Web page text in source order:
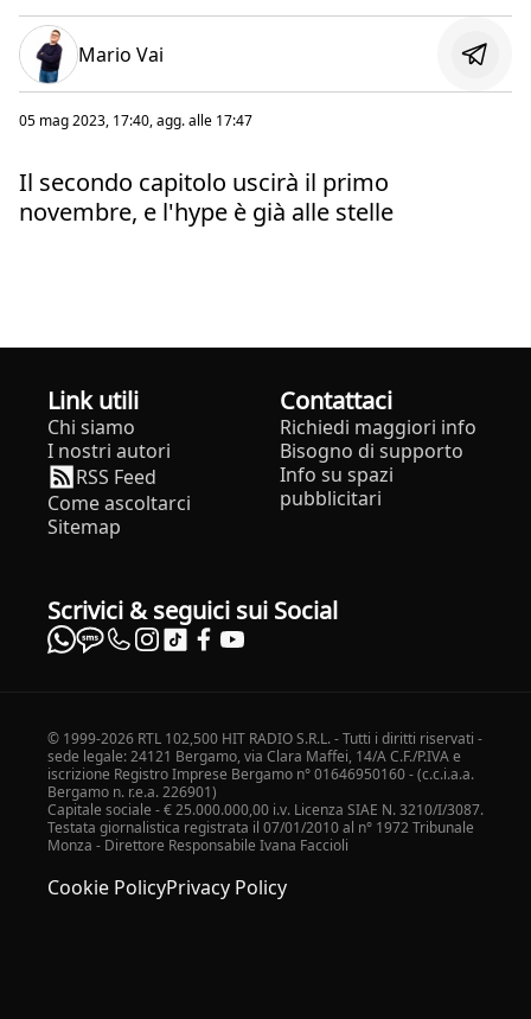
Mario Vai
05 mag 2023, 17:40, agg. alle 17:47
Il secondo capitolo uscirà il primo
novembre, e l'hype è già alle stelle
Link utili
Chi siamo
I nostri autori
RSS Feed
Come ascoltarci
Sitemap
Contattaci
Richiedi maggiori info
Bisogno di supporto
Info su spazi
pubblicitari
Scrivici & seguici sui Social
© 1999-2026 RTL 102,500 HIT RADIO S.R.L. - Tutti i diritti riservati -
sede legale: 24121 Bergamo, via Clara Maffei, 14/A C.F./P.IVA e
iscrizione Registro Imprese Bergamo n° 01646950160 - (c.c.i.a.a.
Bergamo n. r.e.a. 226901)
Capitale sociale - € 25.000.000,00 i.v. Licenza SIAE N. 3210/I/3087.
Testata giornalistica registrata il 07/01/2010 al n° 1972 Tribunale
Monza - Direttore Responsabile Ivana Faccioli
Cookie PolicyPrivacy Policy